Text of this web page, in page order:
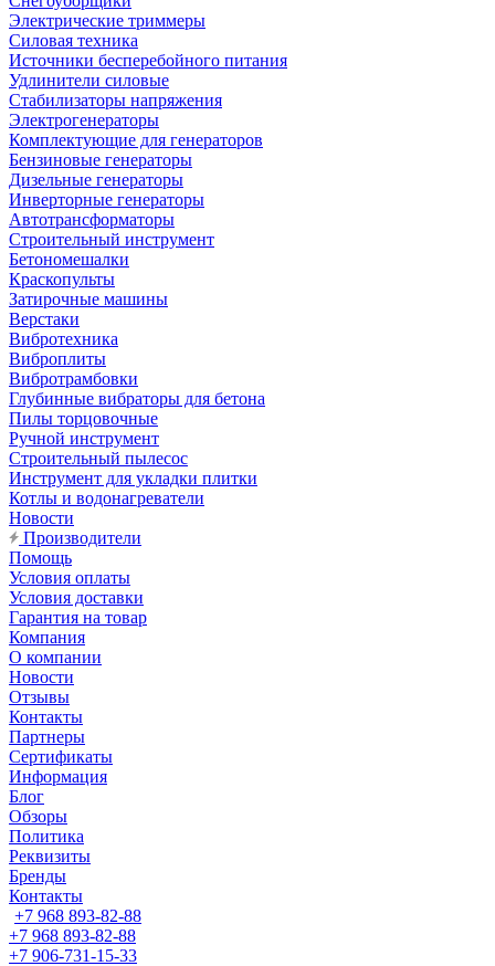
Электрические триммеры
Силовая техника
Источники бесперебойного питания
Удлинители силовые
Стабилизаторы напряжения
Электрогенераторы
Комплектующие для генераторов
Бензиновые генераторы
Дизельные генераторы
Инверторные генераторы
Автотрансформаторы
Строительный инструмент
Бетономешалки
Краскопульты
Затирочные машины
Верстаки
Вибротехника
Виброплиты
Вибротрамбовки
Глубинные вибраторы для бетона
Пилы торцовочные
Ручной инструмент
Строительный пылесос
Инструмент для укладки плитки
Котлы и водонагреватели
Новости
Производители
Помощь
Условия оплаты
Условия доставки
Гарантия на товар
Компания
О компании
Новости
Отзывы
Контакты
Партнеры
Сертификаты
Информация
Блог
Обзоры
Политика
Реквизиты
Бренды
Контакты
+7 968 893-82-88
+7 968 893-82-88
+7 906-731-15-33